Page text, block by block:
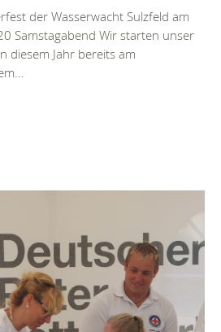
der Wasserwacht Sulzfeld am
Samstagabend Wir starten unser
diesem Jahr bereits am